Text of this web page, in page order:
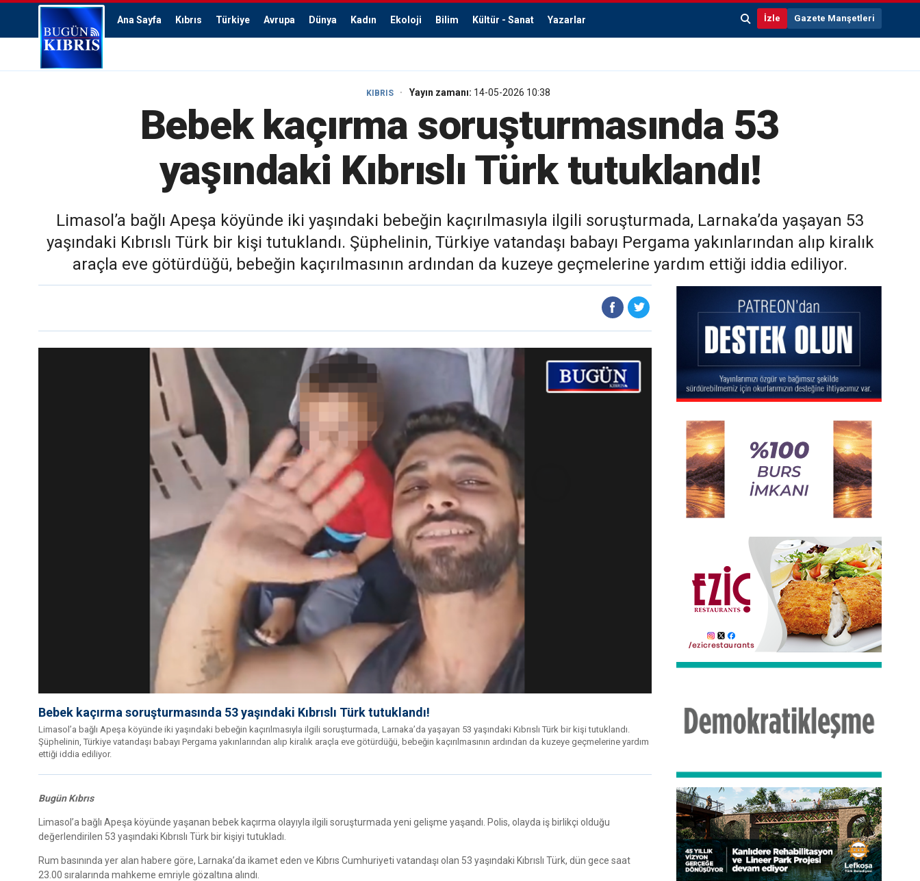
Ana Sayfa Kıbrıs Türkiye Avrupa Dünya Kadın Ekoloji Bilim Kültür - Sanat Yazarlar İzle Gazete Manşetleri
KIBRIS Yayın zamanı: 14-05-2026 10:38
Bebek kaçırma soruşturmasında 53
yaşındaki Kıbrıslı Türk tutuklandı!
Limasol’a bağlı Apeşa köyünde iki yaşındaki bebeğin kaçırılmasıyla ilgili soruşturmada, Larnaka’da yaşayan 53
yaşındaki Kıbrıslı Türk bir kişi tutuklandı. Şüphelinin, Türkiye vatandaşı babayı Pergama yakınlarından alıp kiralık
araçla eve götürdüğü, bebeğin kaçırılmasının ardından da kuzeye geçmelerine yardım ettiği iddia ediliyor.
Bebek kaçırma soruşturmasında 53 yaşındaki Kıbrıslı Türk tutuklandı!
Limasol’a bağlı Apeşa köyünde iki yaşındaki bebeğin kaçırılmasıyla ilgili soruşturmada, Larnaka’da yaşayan 53 yaşındaki Kıbrıslı Türk bir kişi tutuklandı.
Şüphelinin, Türkiye vatandaşı babayı Pergama yakınlarından alıp kiralık araçla eve götürdüğü, bebeğin kaçırılmasının ardından da kuzeye geçmelerine yardım
ettiği iddia ediliyor.
Bugün Kıbrıs
Limasol’a bağlı Apeşa köyünde yaşanan bebek kaçırma olayıyla ilgili soruşturmada yeni gelişme yaşandı. Polis, olayda iş birlikçi olduğu
değerlendirilen 53 yaşındaki Kıbrıslı Türk bir kişiyi tutukladı.
Rum basınında yer alan habere göre, Larnaka’da ikamet eden ve Kıbrıs Cumhuriyeti vatandaşı olan 53 yaşındaki Kıbrıslı Türk, dün gece saat
23.00 sıralarında mahkeme emriyle gözaltına alındı.